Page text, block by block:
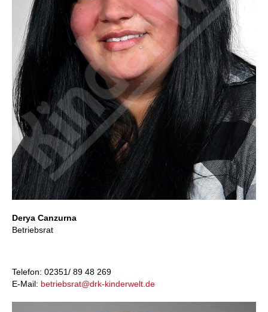
Derya Canzurna
Betriebsrat
Telefon: 02351/ 89 48 269
E-Mail: betriebsrat@drk-kinderwelt.de